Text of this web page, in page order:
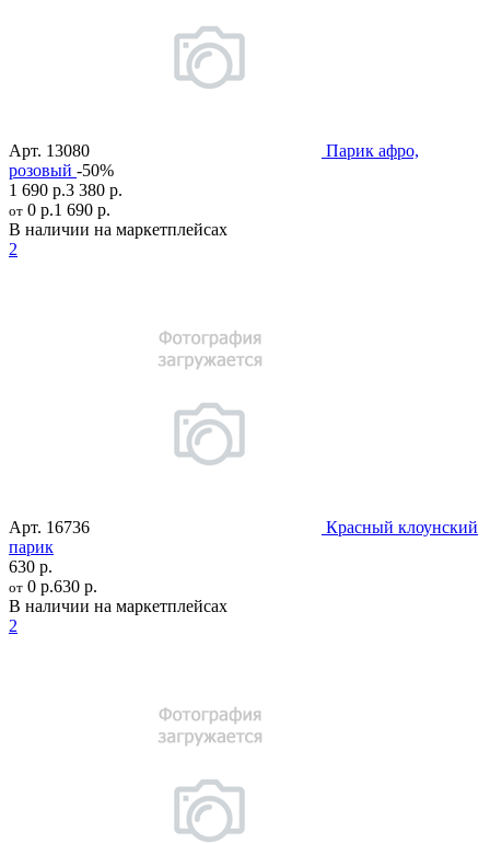
Арт. 13080
Парик афро,
розовый -50%
1 690 р.3 380 р.
от 0 р.1 690 р.
В наличии на маркетплейсах
2
Арт. 16736
Красный клоунский
парик
630 р.
от 0 р.630 р.
В наличии на маркетплейсах
2